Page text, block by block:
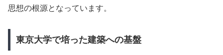
思想の根源となっています。
東京大学で培った建築への基盤